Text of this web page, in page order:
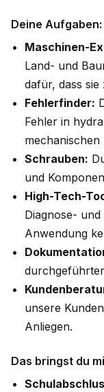
Deine Aufgaben:
Maschinen-
Land- und
dafür, dass
Fehlerfinder:
Fehler in
mechanischen
Schrauben:
und
High-Tech-
Diagnose-
Anwendung
unsere
Anliegen.
Das bringst du